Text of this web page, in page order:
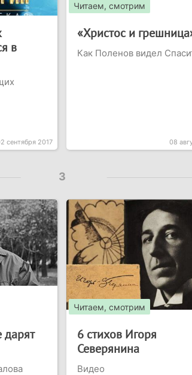
в
сентября 2017
Читаем, смотрим
«Христос и
Как Поленов видел
08
3
Читаем, смотрим
6 стихов Игоря
Северянина
Видео